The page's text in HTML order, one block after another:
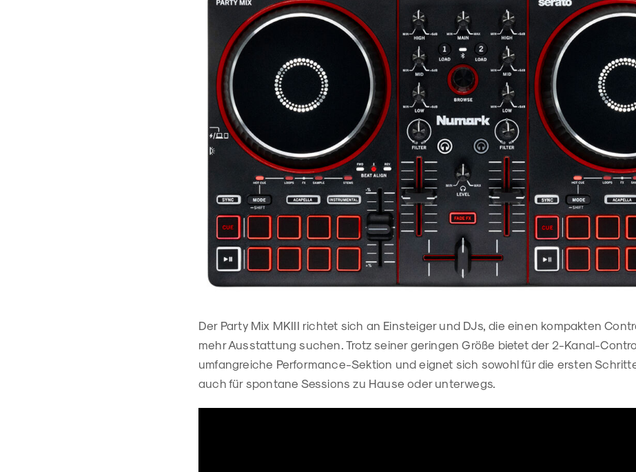
Der Party Mix MKIII richtet sich an Einsteiger und DJs, die einen kompakten
mehr Ausstattung suchen. Trotz seiner geringen Größe bietet der 2-Kanal-
umfangreiche Performance-Sektion und eignet sich sowohl für die ersten
auch für spontane Sessions zu Hause oder unterwegs.